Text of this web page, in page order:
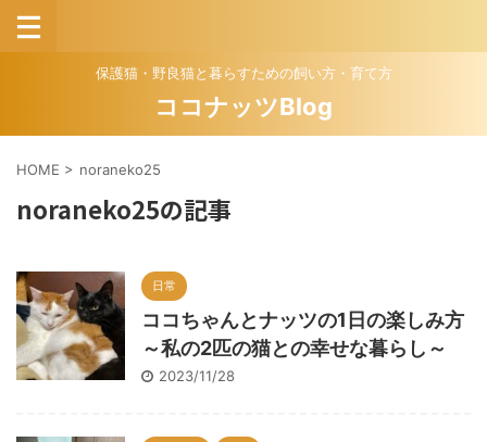
保護猫・野良猫と暮らすための飼い方・育て方
ココナッツBlog
HOME > noraneko25
noraneko25の記事
日常
ココちゃんとナッツの1日の楽しみ方
～私の2匹の猫との幸せな暮らし～
2023/11/28